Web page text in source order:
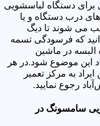
دستگاه لباسشویی
درب دستگاه و یا
می شوند تا دیگ
که فرسودگی تسمه
البسه در ماشین
این موضوع شود.در هر
به مرکز تعمیر
رجوع نمایید.
سامسونگ در